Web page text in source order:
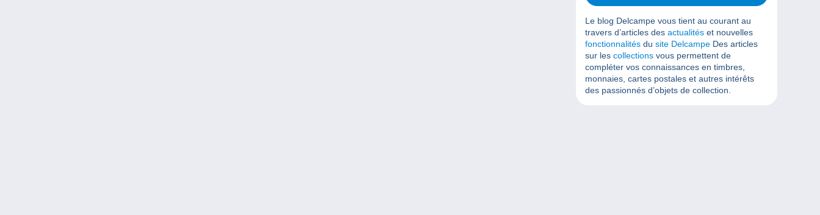
Le blog Delcampe vous tient au courant au
travers d’articles des actualités et nouvelles
fonctionnalités du site Delcampe Des articles
sur les collections vous permettent de
compléter vos connaissances en timbres,
monnaies, cartes postales et autres intérêts
des passionnés d’objets de collection.